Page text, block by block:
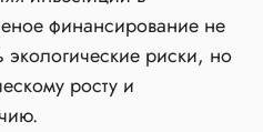
финансирование не
экологические риски, но
росту и